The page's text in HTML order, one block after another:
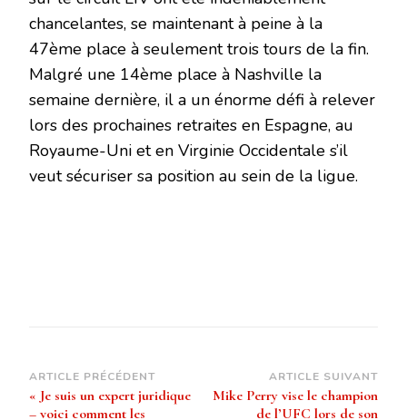
chancelantes, se maintenant à peine à la
47ème place à seulement trois tours de la fin.
Malgré une 14ème place à Nashville la
semaine dernière, il a un énorme défi à relever
lors des prochaines retraites en Espagne, au
Royaume-Uni et en Virginie Occidentale s’il
veut sécuriser sa position au sein de la ligue.
Navigation
d’article
ARTICLE PRÉCÉDENT
« Je suis un expert juridique
– voici comment les
ARTICLE SUIVANT
Mike Perry vise le champion
de l’UFC lors de son